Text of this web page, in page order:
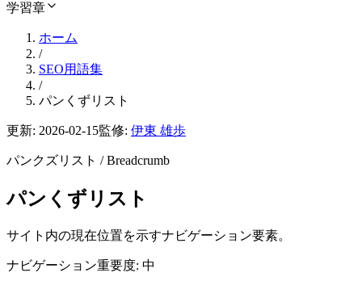
学習章
ホーム
/
SEO用語集
/
パンくずリスト
更新: 2026-02-15監修: 伊東 雄歩
パンクズリスト /Breadcrumb
パンくずリスト
サイト内の現在位置を示すナビゲーション要素。
ナビゲーション重要度: 中